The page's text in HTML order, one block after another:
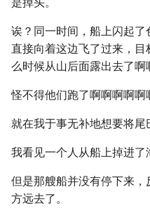
诶？同一时间，船上闪起
直接向着这边飞了过来，
么时候从山后面露出去了啊
怪不得他们跑了啊啊啊啊啊
就在我于事无补地想要将尾
我看见一个人从船上掉进了
但是那艘船并没有停下来
方远去了。